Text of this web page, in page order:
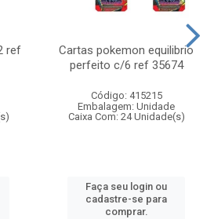
ref
Cartas pokemon equilibrio
perfeito c/6 ref 35674
Código: 415215
Embalagem: Unidade
Caixa Com: 24 Unidade(s)
Faça seu login ou
cadastre-se para
comprar.